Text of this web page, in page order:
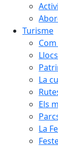
Turisme
La
Els
La